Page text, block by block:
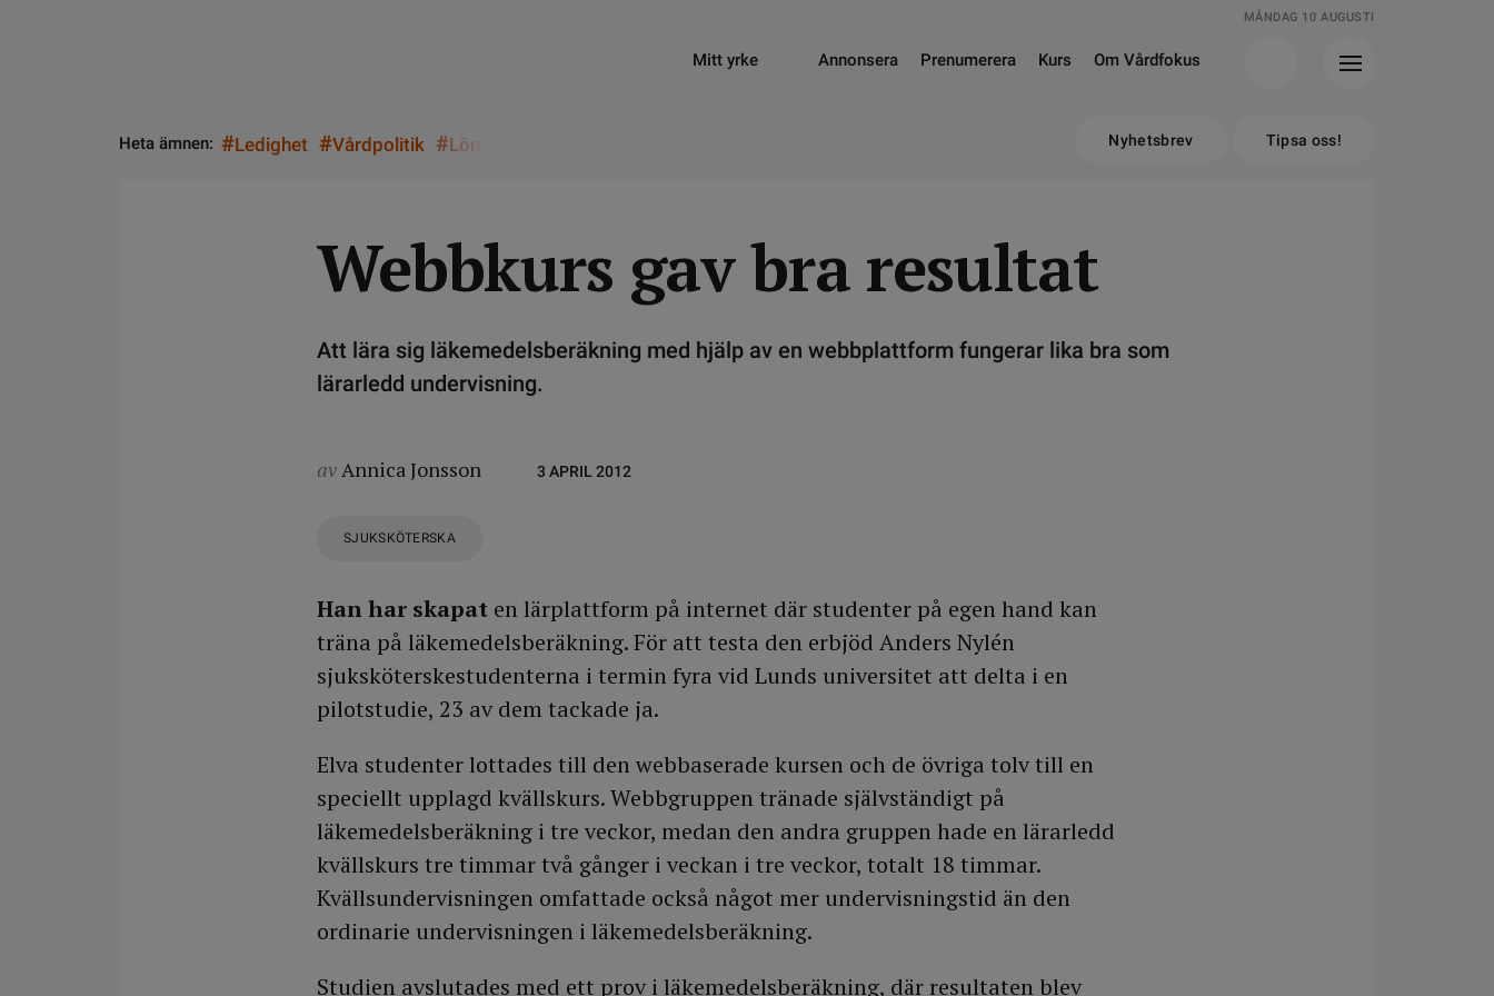
MÅNDAG 10 AUGUSTI
Mitt yrke Annonsera Prenumerera Kurs Om Vårdfokus
Heta ämnen: #Ledighet #Vårdpolitik #Lön Nyhetsbrev Tipsa oss!
Webbkurs gav bra resultat
Att lära sig läkemedelsberäkning med hjälp av en webbplattform fungerar lika bra som
lärarledd undervisning.
avAnnica Jonsson 3 APRIL 2012
SJUKSKÖTERSKA
Han har skapat en lärplattform på internet där studenter på egen hand kan
träna på läkemedelsberäkning. För att testa den erbjöd Anders Nylén
sjuksköterske­studenterna i termin fyra vid Lunds universitet att delta i en
pilotstudie, 23 av dem tackade ja.
Elva studenter lottades till den webbaserade kursen och de övriga tolv till en
speciellt upplagd kvällskurs. Webbgruppen tränade självständigt på
läkemedelsberäkning i tre veckor, medan den andra gruppen hade en lärarledd
kvällskurs tre timmar två gånger i veckan i tre veckor, totalt 18 timmar.
Kvällsundervisningen omfattade också något mer undervisningstid än den
ordinarie under­visningen i läkemedelsberäkning.
Studien avslutades med ett prov i läkemedelsberäkning, där resultaten blev